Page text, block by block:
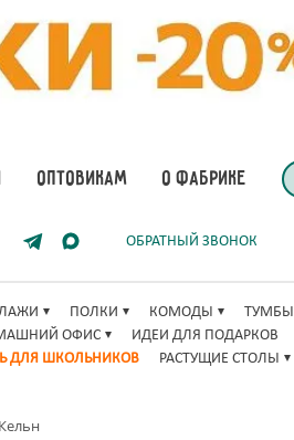
ОПТОВИКАМ О ФАБРИКЕ
ОБРАТНЫЙ ЗВОНОК
ПОЛКИ КОМОДЫ ТУМБЫ
ОФИС ИДЕИ ДЛЯ ПОДАРКОВ
ДЛЯ ШКОЛЬНИКОВ РАСТУЩИЕ СТОЛЫ